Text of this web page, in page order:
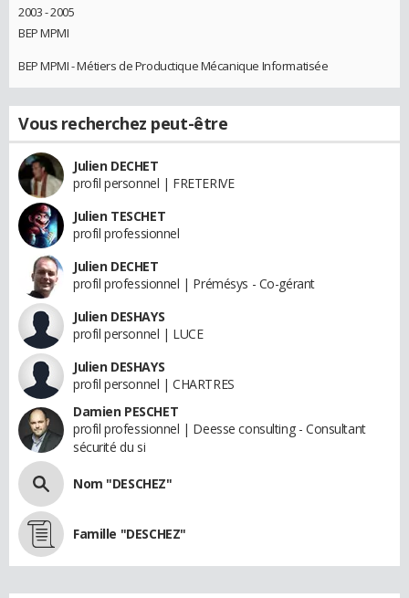
2003 - 2005
BEP MPMI
BEP MPMI - Métiers de Productique Mécanique Informatisée
Vous recherchez peut-être
Julien DECHET
profil personnel | FRETERIVE
Julien TESCHET
profil professionnel
Julien DECHET
profil professionnel | Prémésys - Co-gérant
Julien DESHAYS
profil personnel | LUCE
Julien DESHAYS
profil personnel | CHARTRES
Damien PESCHET
profil professionnel | Deesse consulting - Consultant
sécurité du si
Nom "DESCHEZ"
Famille "DESCHEZ"